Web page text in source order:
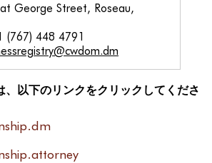
George Street, Roseau,
(767) 448 4791
、以下のリンクをクリックしてくださ